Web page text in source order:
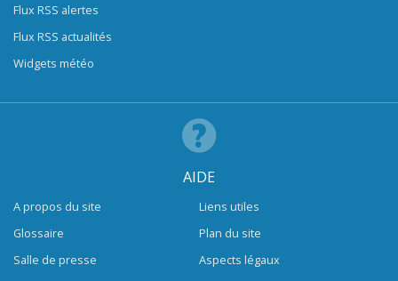
Flux RSS alertes
Flux RSS actualités
Widgets météo
AIDE
A propos du site
Glossaire
Salle de presse
Liens utiles
Plan du site
Aspects légaux